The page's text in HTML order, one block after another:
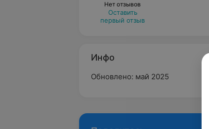
Нет отзывов
Оставить
первый отзыв
Инфо
Обновлено: май 2025